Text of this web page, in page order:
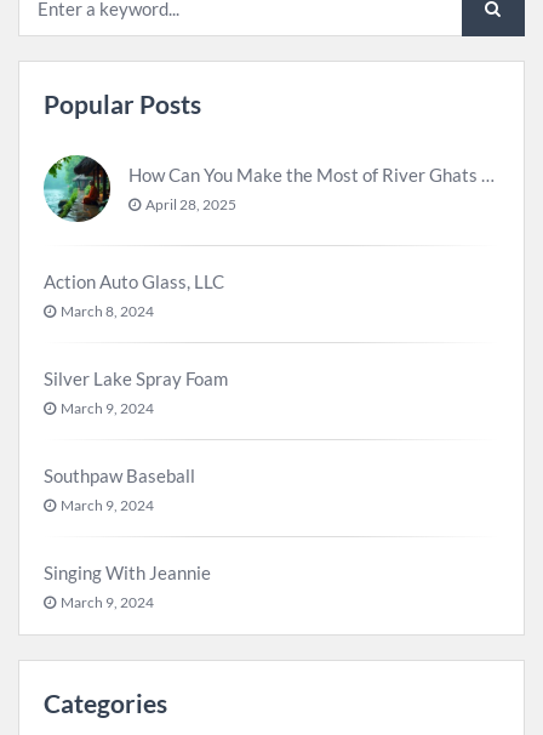
Popular Posts
April 28, 2025
Action Auto Glass, LLC
March 8, 2024
Silver Lake Spray Foam
March 9, 2024
Southpaw Baseball
March 9, 2024
Singing With Jeannie
March 9, 2024
Categories